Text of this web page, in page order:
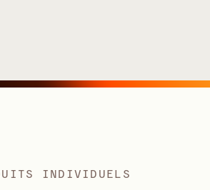
INDIVIDUELS